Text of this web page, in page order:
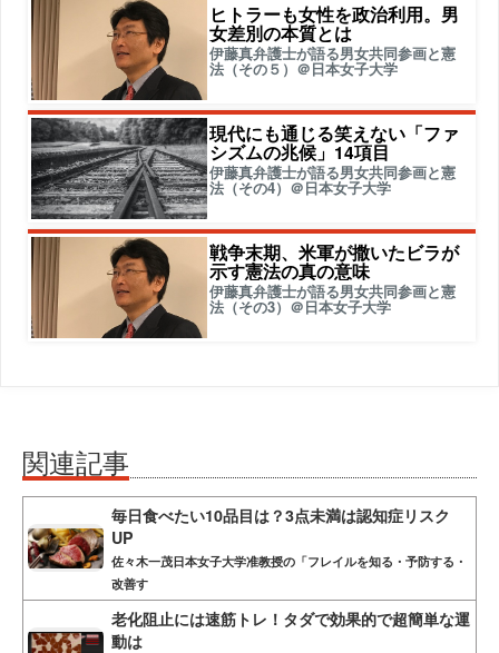
ヒトラーも女性を政治利用。男
女差別の本質とは
伊藤真弁護士が語る男女共同参画と憲
法（その５）＠日本女子大学
現代にも通じる笑えない「ファ
シズムの兆候」14項目
伊藤真弁護士が語る男女共同参画と憲
法（その4）＠日本女子大学
戦争末期、米軍が撒いたビラが
示す憲法の真の意味
伊藤真弁護士が語る男女共同参画と憲
法（その3）＠日本女子大学
関連記事
毎日食べたい10品目は？3点未満は認知症リスク
UP
佐々木一茂日本女子大学准教授の「フレイルを知る・予防する・
改善す
老化阻止には速筋トレ！タダで効果的で超簡単な運
動は